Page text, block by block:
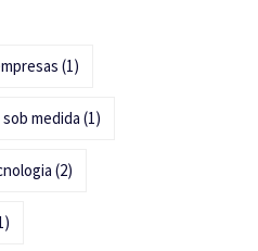
(1)
medida (1)
(2)